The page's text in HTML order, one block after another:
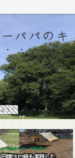
パパのキ
う！